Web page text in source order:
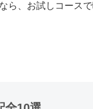
ら、お試しコース